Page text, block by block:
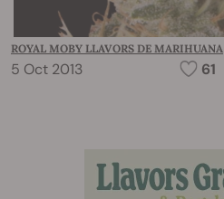
ROYAL MOBY LLAVORS DE MARIHUANA
5 Oct 2013 61